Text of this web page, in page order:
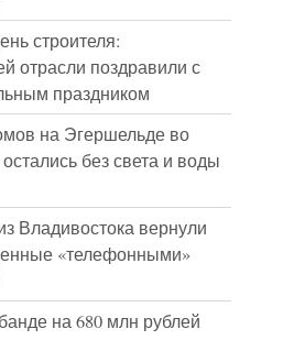
строителя:
отрасли поздравили с
праздником
на Эгершельде во
без света и воды
Владивостока вернули
«телефонными»
на 680 млн рублей